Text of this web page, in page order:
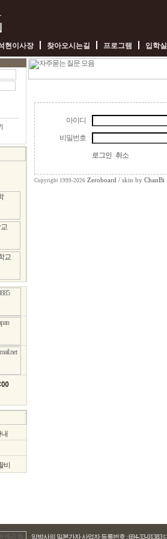
현이사장 찾아오시는길 프로그램 입학
비
아이디
비밀번호
로그인 취소
Copyright 1999-2026 Zeroboard / skin by ChanBi
임박사의 일본가자사업자 등록번호 : 694-33-01383